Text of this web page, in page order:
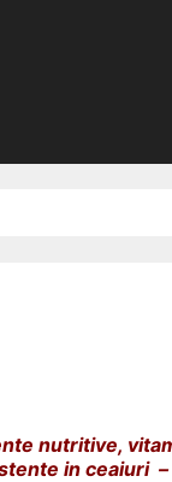
nutritive,
in ceaiuri